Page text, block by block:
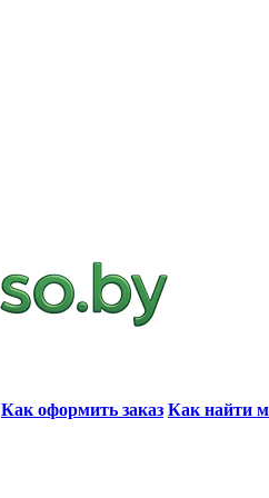
Как оформить заказ Как найти